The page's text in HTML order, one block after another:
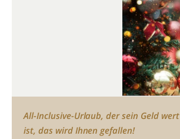
All-Inclusive-Urlaub, der sein Geld wert
ist, das wird Ihnen gefallen!